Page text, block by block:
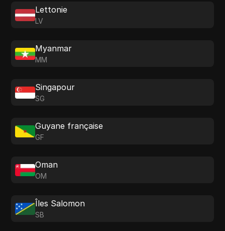
Lettonie
LV
Myanmar
MM
Singapour
SG
Guyane française
GF
Oman
OM
Îles Salomon
SB